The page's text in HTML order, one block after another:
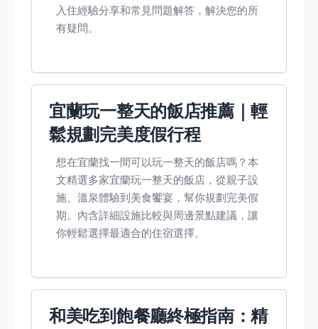
入住經驗分享和常見問題解答，解決您的所
有疑問。
宜蘭玩一整天的飯店推薦｜輕
鬆規劃完美度假行程
想在宜蘭找一間可以玩一整天的飯店嗎？本
文精選多家宜蘭玩一整天的飯店，從親子設
施、溫泉體驗到美食饗宴，幫你規劃完美假
期。內含詳細設施比較與周邊景點建議，讓
你輕鬆選擇最適合的住宿選擇。
和美吃到飽餐廳終極指南：精